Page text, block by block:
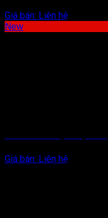
Giá bán: Liên hệ
New
Giá bán: Liên hệ